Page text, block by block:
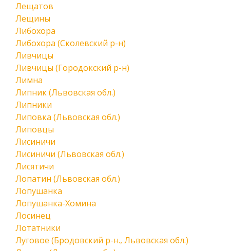
Лещатов
Лещины
Либохора
Либохора (Сколевский р-н)
Ливчицы
Ливчицы (Городокский р-н)
Лимна
Липник (Львовская обл.)
Липники
Липовка (Львовская обл.)
Липовцы
Лисиничи
Лисиничи (Львовская обл.)
Лисятичи
Лопатин (Львовская обл.)
Лопушанка
Лопушанка-Хомина
Лосинец
Лотатники
Луговое (Бродовский р-н., Львовская обл.)